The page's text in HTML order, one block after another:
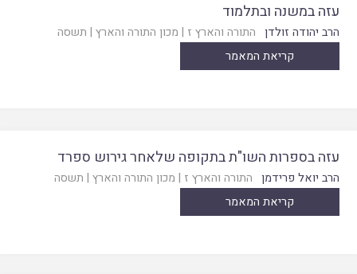
עזה במשנה ובתלמוד
הרב יהודה זולדן התורה והארץ ז | מכון התורה והארץ | תשסה
קריאת המאמר
עזה בספרות השו"ת בתקופה שלאחר גירוש ספרד
הרב יואל פרידמן התורה והארץ ז | מכון התורה והארץ | תשסה
קריאת המאמר